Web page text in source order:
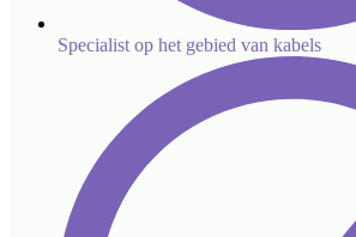
Specialist op het gebied van kabels